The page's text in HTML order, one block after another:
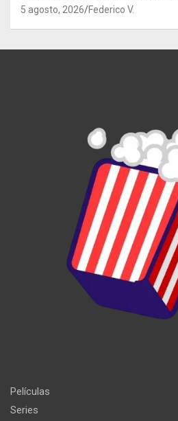
5 agosto, 2026 Federico V.
Películas
Series